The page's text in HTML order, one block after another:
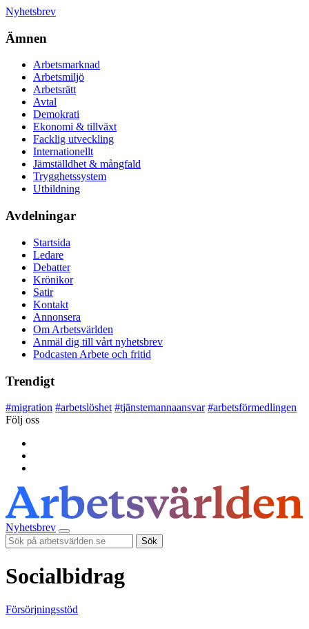
Nyhetsbrev
Ämnen
Arbetsmarknad
Arbetsmiljö
Arbetsrätt
Avtal
Demokrati
Ekonomi & tillväxt
Facklig utveckling
Internationellt
Jämställdhet & mångfald
Trygghetssystem
Utbildning
Avdelningar
Startsida
Ledare
Debatter
Krönikor
Satir
Kontakt
Annonsera
Om Arbetsvärlden
Anmäl dig till vårt nyhetsbrev
Podcasten Arbete och fritid
Trendigt
#migration #arbetslöshet #tjänstemannaansvar #arbetsförmedlingen
Följ oss
Nyhetsbrev
Sök
Socialbidrag
Försörjningsstöd